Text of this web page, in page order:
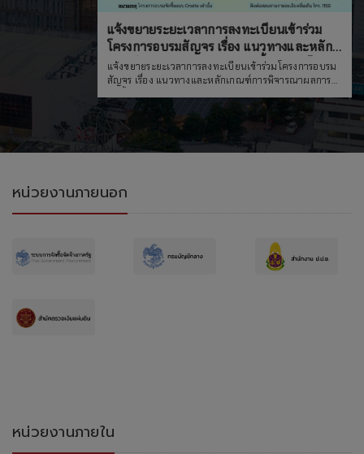
แจ้งขยายระยะเวลาการลงทะเบียนเข้าร่วม
โครงการอบรมสัญจร เรื่อง แนวทางและหลัก
เกณฑ์การพิจารณาผลการจัดซื้อจัดจ้างโดยวิธี
ประกวดราคา
แจ้งขยายระยะเวลาการลงทะเบียนเข้าร่วมโครงการอบรม
สัญจร เรื่อง แนวทางและหลักเกณฑ์การพิจารณาผลการ
หน่วยงานภายนอก
หน่วยงานภายใน